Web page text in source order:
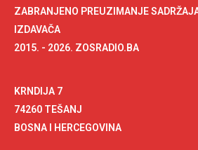
ZABRANJENO PREUZIMANJE
IZDAVAČA
2015. - 2026. ZOSRADIO.BA
KRNDIJA 7
74260 TEŠANJ
BOSNA I HERCEGOVINA